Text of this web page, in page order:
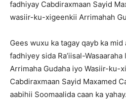
fadhiyay Cabdiraxmaan Sayid
wasiir-ku-xigeenkii Arrimahah
Gees wuxu ka tagay qayb ka
fadhiyey sida Ra’iisal-
Arrimaha Gudaha iyo Wasiir-ku-
Cabdiraxmaan Sayid Maxamed
aabihii Soomaalida caan ka